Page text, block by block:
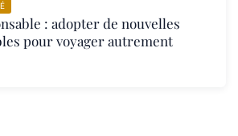
: adopter de nouvelles
pour voyager autrement